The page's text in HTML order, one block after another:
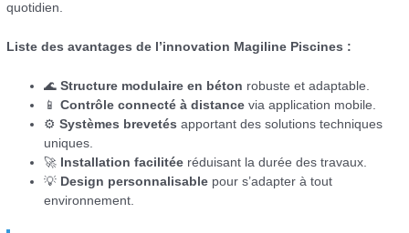
quotidien.
Liste des avantages de l’innovation Magiline Piscines :
🌊Structure modulaire en béton robuste et adaptable.
📱Contrôle connecté à distance via application mobile.
⚙️Systèmes brevetés apportant des solutions techniques
uniques.
🚀 Installation facilitée réduisant la durée des travaux.
💡 Design personnalisable pour s’adapter à tout
environnement.